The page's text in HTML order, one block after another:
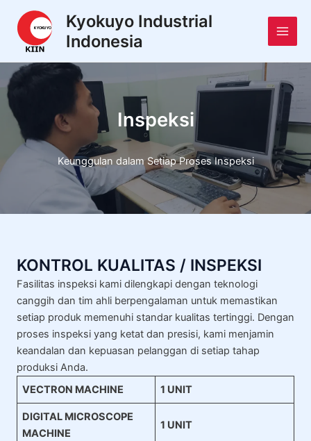
konten
Kyokuyo Industrial
Indonesia
Main
Inspeksi
Keunggulan dalam Setiap Proses Inspeksi
KONTROL KUALITAS / INSPEKSI
Fasilitas inspeksi kami dilengkapi dengan teknologi
canggih dan tim ahli berpengalaman untuk memastikan
setiap produk memenuhi standar kualitas tertinggi. Dengan
proses inspeksi yang ketat dan presisi, kami menjamin
keandalan dan kepuasan pelanggan di setiap tahap
produksi Anda.
VECTRON MACHINE
1 UNIT
DIGITAL MICROSCOPE
MACHINE
1 UNIT